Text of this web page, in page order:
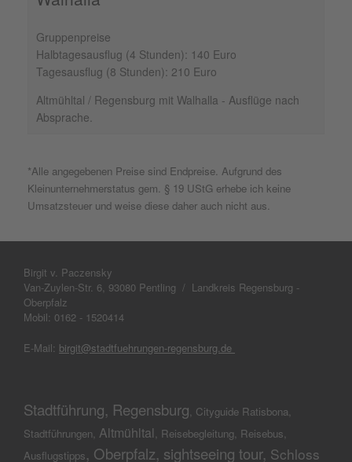
Gruppenpreise
Halbtagesausflug (4 Stunden): 140 Euro
Tagesausflug (8 Stunden): 210 Euro
Altmühltal / Regensburg mit Walhalla - Ausflüge nach
Absprache.
*Alle angegebenen Preise sind Endpreise. Aufgrund des
Kleinunternehmerstatus gem. § 19 UStG erhebe ich keine
Umsatzsteuer und weise diese daher auch nicht aus.
Birgit v. Paczensky
Van-Zuylen-Str. 6, 93080 Pentling / Landkreis Regensburg -
Oberpfalz
Mobil: 0162 - 1520414
E-Mail: birgit@stadtfuehrungen-regensburg.de
Stadtführung, Regensburg Cityguide Ratisbona,
Stadtführungen, Altmühltal , Reisebegleitung, Reisebus,
Ausflugstipps, Oberpfalz, sightseeing tour, Schloss